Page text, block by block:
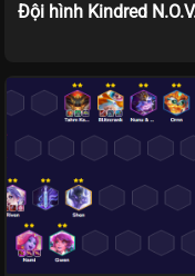
Đội hình Kindred